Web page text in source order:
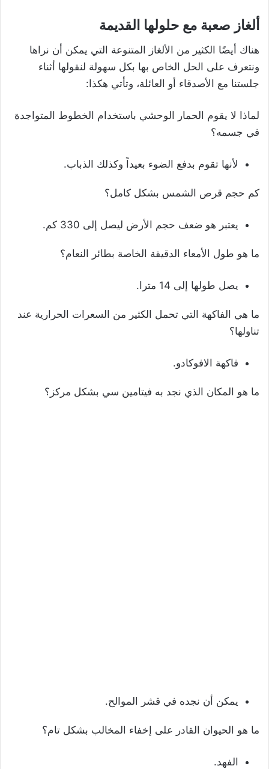
ألغاز صعبة مع حلولها القديمة
هناك أيضًا الكثير من الألغاز المتنوعة التي يمكن أن نراها
ونتعرف على الحل الخاص بها بكل سهولة لنقولها أثناء
جلستنا مع الأصدقاء أو العائلة، وتأتي هكذا:
لماذا لا يقوم الحمار الوحشي باستخدام الخطوط المتواجدة
في جسمه؟
لأنها تقوم بدفع الضوء بعيداً وكذلك الذباب.
كم حجم قرص الشمس بشكل كامل؟
يعتبر هو ضعف حجم الأرض ليصل إلى 330 كم.
ما هو طول الأمعاء الدقيقة الخاصة بطائر النعام؟
يصل طولها إلى 14 مترا.
ما هي الفاكهة التي تحمل الكثير من السعرات الحرارية عند
تناولها؟
فاكهة الافوكادو.
ما هو المكان الذي نجد به فيتامين سي بشكل مركز؟
يمكن أن نجده في قشر الموالح.
ما هو الحيوان القادر على إخفاء المخالب بشكل تام؟
الفهد.